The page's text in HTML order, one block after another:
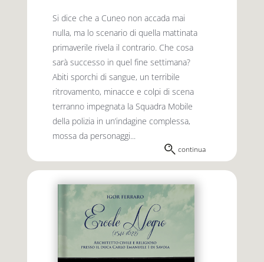
Si dice che a Cuneo non accada mai
nulla, ma lo scenario di quella mattinata
primaverile rivela il contrario. Che cosa
sarà successo in quel fine settimana?
Abiti sporchi di sangue, un terribile
ritrovamento, minacce e colpi di scena
terranno impegnata la Squadra Mobile
della polizia in un’indagine complessa,
mossa da personaggi...
continua